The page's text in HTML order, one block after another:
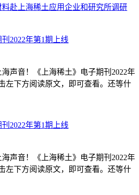
赴上海稀土应用企业和研究所调研
2022年第1期上线
声音！《上海稀土》电子期刊2022年
左下方阅读原文，即可查看。还等什
2022年第1期上线
声音！《上海稀土》电子期刊2022年
左下方阅读原文，即可查看。还等什